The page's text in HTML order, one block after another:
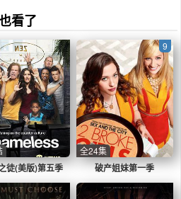
看了
徒(美版)第五季 破产姐妹第一季
9
全24集